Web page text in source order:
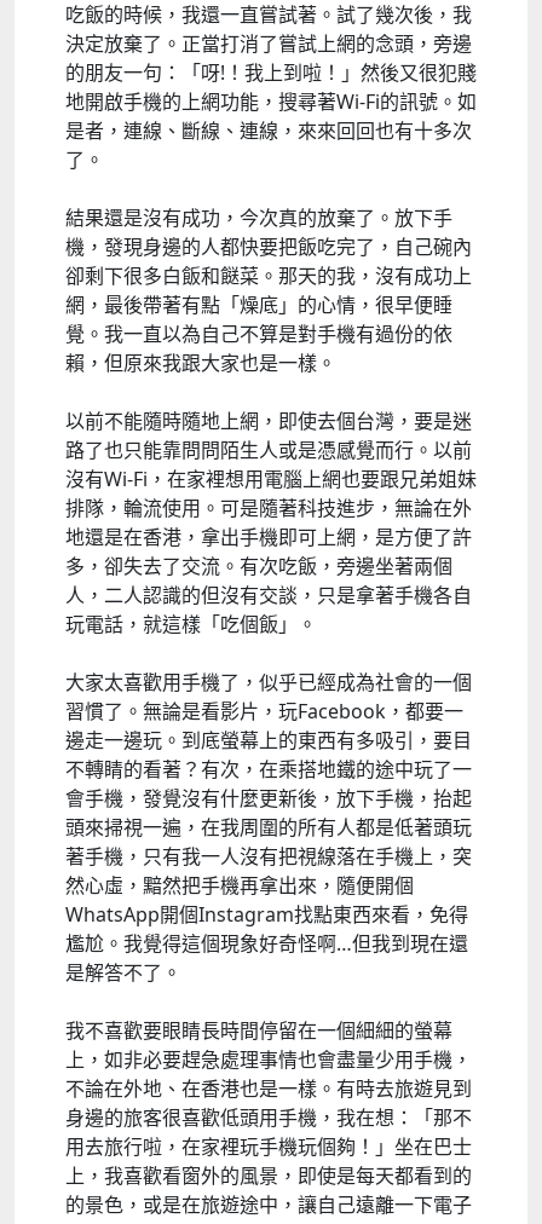
吃飯的時候，我還一直嘗試著。試了幾次後，我
決定放棄了。正當打消了嘗試上網的念頭，旁邊
的朋友一句：「呀!！我上到啦！」然後又很犯賤
地開啟手機的上網功能，搜尋著Wi-Fi的訊號。如
是者，連線、斷線、連線，來來回回也有十多次
了。
結果還是沒有成功，今次真的放棄了。放下手
機，發現身邊的人都快要把飯吃完了，自己碗內
卻剩下很多白飯和餸菜。那天的我，沒有成功上
網，最後帶著有點「燥底」的心情，很早便睡
覺。我一直以為自己不算是對手機有過份的依
賴，但原來我跟大家也是一樣。
以前不能隨時隨地上網，即使去個台灣，要是迷
路了也只能靠問問陌生人或是憑感覺而行。以前
沒有Wi-Fi，在家裡想用電腦上網也要跟兄弟姐妹
排隊，輪流使用。可是隨著科技進步，無論在外
地還是在香港，拿出手機即可上網，是方便了許
多，卻失去了交流。有次吃飯，旁邊坐著兩個
人，二人認識的但沒有交談，只是拿著手機各自
玩電話，就這樣「吃個飯」。
大家太喜歡用手機了，似乎已經成為社會的一個
習慣了。無論是看影片，玩Facebook，都要一
邊走一邊玩。到底螢幕上的東西有多吸引，要目
不轉睛的看著？有次，在乘搭地鐵的途中玩了一
會手機，發覺沒有什麼更新後，放下手機，抬起
頭來掃視一遍，在我周圍的所有人都是低著頭玩
著手機，只有我一人沒有把視線落在手機上，突
然心虛，黯然把手機再拿出來，隨便開個
WhatsApp開個Instagram找點東西來看，免得
尷尬。我覺得這個現象好奇怪啊…但我到現在還
是解答不了。
我不喜歡要眼睛長時間停留在一個細細的螢幕
上，如非必要趕急處理事情也會盡量少用手機，
不論在外地、在香港也是一樣。有時去旅遊見到
身邊的旅客很喜歡低頭用手機，我在想：「那不
用去旅行啦，在家裡玩手機玩個夠！」坐在巴士
上，我喜歡看窗外的風景，即使是每天都看到的
的景色，或是在旅遊途中，讓自己遠離一下電子